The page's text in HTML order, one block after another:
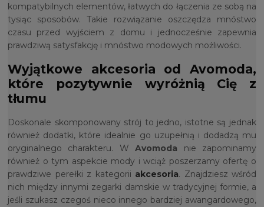
kompatybilnych elementów, łatwych do łączenia ze sobą na
tysiąc sposobów. Takie rozwiązanie oszczędza mnóstwo
czasu przed wyjściem z domu i jednocześnie zapewnia
prawdziwą satysfakcję i mnóstwo modowych możliwości.
Wyjątkowe akcesoria od Avomoda,
które pozytywnie wyróżnią Cię z
tłumu
Doskonale skomponowany strój to jedno, istotne są jednak
również dodatki, które idealnie go uzupełnią i dodadzą mu
oryginalnego charakteru. WAvomoda nie zapominamy
również o tym aspekcie mody i wciąż poszerzamy ofertę o
prawdziwe perełki z kategorii akcesoria. Znajdziesz wśród
nich między innymi zegarki damskie w tradycyjnej formie, a
jeśli szukasz czegoś nieco innego bardziej awangardowego,